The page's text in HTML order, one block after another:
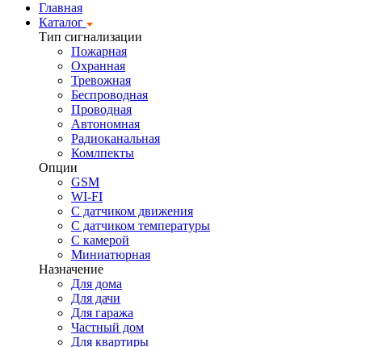
Главная
Каталог
Тип сигнализации
Пожарная
Охранная
Тревожная
Беспроводная
Проводная
Автономная
Радиоканальная
Комлпекты
Опции
GSM
WI-FI
С датчиком движения
С датчиком температуры
С камерой
Миниатюрная
Назначение
Для дома
Для дачи
Для гаража
Частный дом
Для квартиры